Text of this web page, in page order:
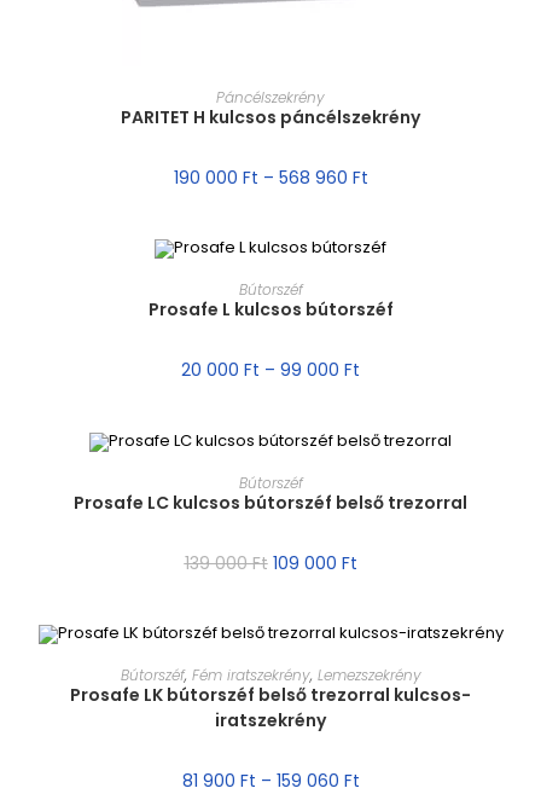
MÉRET VÁLASZTÁSA
Páncélszekrény
PARITET H kulcsos páncélszekrény
190 000 Ft – 568 960 Ft
MÉRET VÁLASZTÁSA
Bútorszéf
Prosafe L kulcsos bútorszéf
20 000 Ft – 99 000 Ft
MÉRET VÁLASZTÁSA
Bútorszéf
Prosafe LC kulcsos bútorszéf belső trezorral
139 000Ft 109 000 Ft
MÉRET VÁLASZTÁSA
Bútorszéf, Fém iratszekrény, Lemezszekrény
Prosafe LK bútorszéf belső trezorral kulcsos-
iratszekrény
81 900 Ft – 159 060 Ft